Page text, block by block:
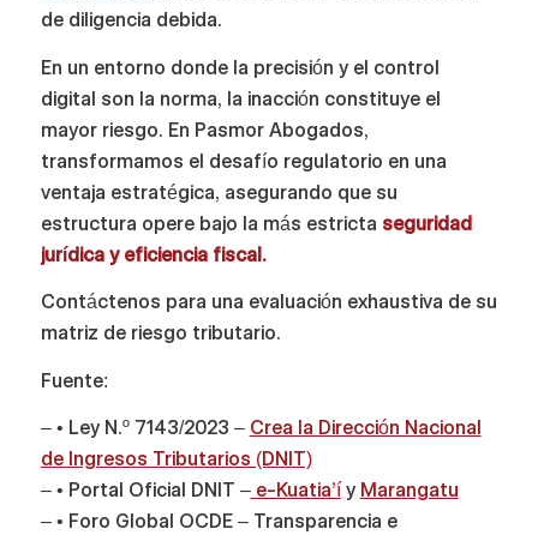
de diligencia debida.
En un entorno donde la precisión y el control
digital son la norma, la inacción constituye el
mayor riesgo. En Pasmor Abogados,
transformamos el desafío regulatorio en una
ventaja estratégica, asegurando que su
estructura opere bajo la más estricta seguridad
jurídica y eficiencia fiscal.
Contáctenos para una evaluación exhaustiva de su
matriz de riesgo tributario.
Fuente:
– • Ley N.º 7143/2023 – Crea la Dirección Nacional
de Ingresos Tributarios (DNIT)
– • Portal Oficial DNIT –e-Kuatia’íy Marangatu
– • Foro Global OCDE – Transparencia e